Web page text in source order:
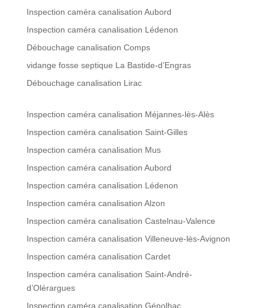
Inspection caméra canalisation Aubord
Inspection caméra canalisation Lédenon
Débouchage canalisation Comps
vidange fosse septique La Bastide-d’Engras
Débouchage canalisation Lirac
Inspection caméra canalisation Méjannes-lès-Alès
Inspection caméra canalisation Saint-Gilles
Inspection caméra canalisation Mus
Inspection caméra canalisation Aubord
Inspection caméra canalisation Lédenon
Inspection caméra canalisation Alzon
Inspection caméra canalisation Castelnau-Valence
Inspection caméra canalisation Villeneuve-lès-Avignon
Inspection caméra canalisation Cardet
Inspection caméra canalisation Saint-André-
d’Olérargues
Inspection caméra canalisation Génolhac